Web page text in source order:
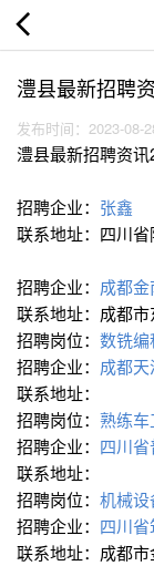
澧县最新招聘
发布时间：2023-08-
澧县最新招聘资讯
招聘企业： 张鑫
联系地址：四川
招聘企业： 成都
联系地址：成都
招聘岗位： 数铣编
招聘企业： 成都
联系地址：
招聘岗位： 熟练车
招聘企业： 四川
联系地址：
招聘岗位： 机械设
招聘企业： 四川
联系地址：成都